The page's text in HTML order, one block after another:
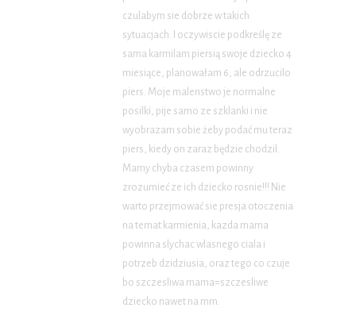
czulabym sie dobrze w takich
sytuacjach. I oczywiscie podkreślę ze
sama karmilam piersią swoje dziecko 4
miesiące, planowałam 6, ale odrzucilo
piers. Moje malenstwo je normalne
posilki, pije samo ze szklanki i nie
wyobrazam sobie żeby podać mu teraz
piers, kiedy on zaraz będzie chodzil.
Mamy chyba czasem powinny
zrozumieć ze ich dziecko rosnie!!! Nie
warto przejmować sie presja otoczenia
na temat karmienia, kazda mama
powinna slychac wlasnego ciala i
potrzeb dzidziusia, oraz tego co czuje
bo szczesliwa mama=szczesliwe
dziecko nawet na mm.